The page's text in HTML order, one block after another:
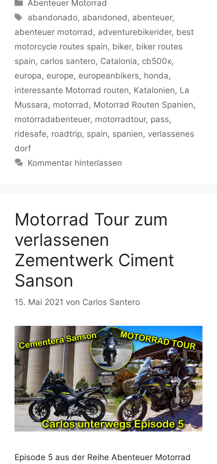
e
b
o
o
k
er l
s
A
p
p
g
er
y
Li
n
k
gr
a
m
Abenteuer Motorrad
Schlagwörter
abandonado, abandoned, abenteuer,
abenteuer motorrad, adventurebikerider, best
motorcycle routes spain, biker, biker routes
spain, carlos santero, Catalonia, cb500x,
europa, europe, europeanbikers, honda,
interessante Motorrad routen, Katalonien, La
Mussara, motorrad, Motorrad Routen Spanien,
motorradabenteuer, motorradtour, pass,
ridesafe, roadtrip, spain, spanien, verlassenes
dorf
Kommentar hinterlassen
Motorrad Tour zum
verlassenen
Zementwerk Ciment
Sanson
15. Mai 2021 von Carlos Santero
Episode 5 aus der Reihe Abenteuer Motorrad